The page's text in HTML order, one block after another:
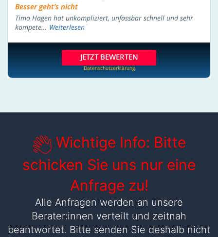
Besser geht’s nicht
Timo Hagen hat unkompliziert, unfassbar schnell und sehr
kompete... Weiterlesen
JETZT BEWERTEN
Datenschutzerklärung
Wichtige Info: Bitte
schicken Sie uns nur eine
Anfrage zu!
Alle Anfragen werden an unsere
Berater:innen verteilt und zeitnah
beantwortet. Bitte senden Sie deshalb nicht